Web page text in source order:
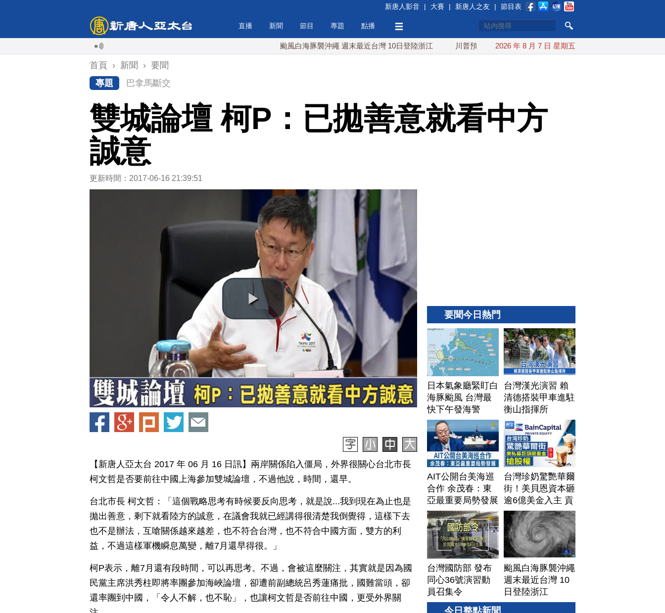
新唐人影音 | 大賽 | 新唐人之友 | 節目表
直播 新聞 節目 專題 點播
颱風白海豚襲沖繩 週末最近台灣 10日登陸浙江 川普預透露美伊談判進展 美彈藥充足再擴大生產
2026 年 8 月 7 日 星期五
首頁 › 新聞 › 要聞
專題
巴拿馬斷交
雙城論壇 柯P：已拋善意就看中方
誠意
更新時間：2017-06-16 21:39:51
【新唐人亞太台 2017 年 06 月 16 日訊】兩岸關係陷入僵局，外界很關心台北市長
柯文哲是否要前往中國上海參加雙城論壇，不過他說，時間，還早。
台北市長 柯文哲：「這個戰略思考有時候要反向思考，就是說...我到現在為止也是
拋出善意，剩下就看陸方的誠意，在議會我就已經講得很清楚我倒覺得，這樣下去
也不是辦法，互嗆關係越來越差，也不符合台灣，也不符合中國方面，雙方的利
益，不過這樣軍機瞬息萬變，離7月還早得很。」
柯P表示，離7月還有段時間，可以再思考。不過，會被這麼關注，其實就是因為國
民黨主席洪秀柱即將率團參加海峽論壇，卻遭前副總統呂秀蓮痛批，國難當頭，卻
還率團到中國，「令人不解，也不恥」，也讓柯文哲是否前往中國，更受外界關
要聞今日熱門
日本氣象廳緊盯白
海豚颱風 台灣最
快下午發海警
台灣漢光演習 賴
清德搭裝甲車進駐
衡山指揮所
AIT公開台美海巡
合作 余茂春：東
亞最重要局勢發展
台灣珍奶驚艷華爾
街！美貝恩資本砸
逾6億美金入主 貢
茶拓國際版圖加速
攻美？｜#財經新
聞｜
20260806(四)
台灣國防部 發布
同心36號演習動
員召集令
颱風白海豚襲沖繩
週末最近台灣 10
日登陸浙江
今日整點新聞